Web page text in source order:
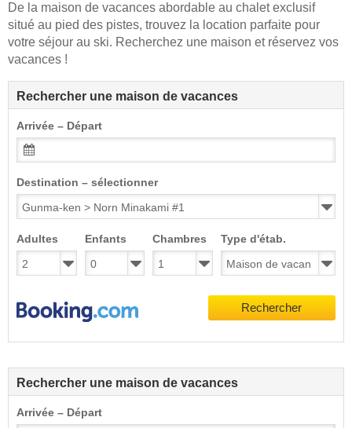
De la maison de vacances abordable au chalet exclusif
situé au pied des pistes, trouvez la location parfaite pour
votre séjour au ski. Recherchez une maison et réservez vos
vacances !
Rechercher une maison de vacances
Arrivée – Départ
Destination – sélectionner
Adultes Enfants Chambres Type d'étab.
Rechercher
Rechercher une maison de vacances
Arrivée – Départ